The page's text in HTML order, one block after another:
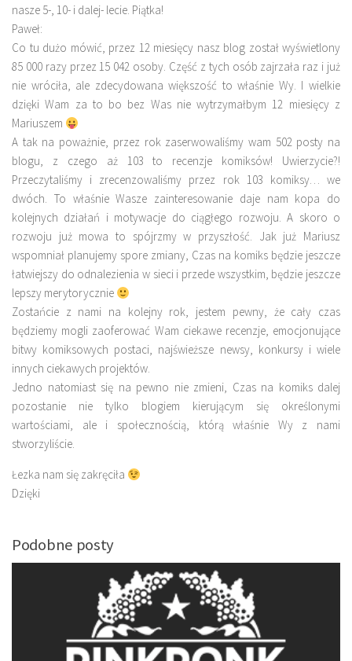
nasze 5-, 10- i dalej- lecie. Piątka!
Paweł:
Co tu dużo mówić, przez 12 miesięcy nasz blog został wyświetlony
85 000 razy przez 15 042 osoby. Część z tych osób zajrzała raz i już
nie wróciła, ale zdecydowana większość to właśnie Wy. I wielkie
dzięki Wam za to bo bez Was nie wytrzymałbym 12 miesięcy z
Mariuszem
A tak na poważnie, przez rok zaserwowaliśmy wam 502 posty na
blogu, z czego aż 103 to recenzje komiksów! Uwierzycie?!
Przeczytaliśmy i zrecenzowaliśmy przez rok 103 komiksy… we
dwóch. To właśnie Wasze zainteresowanie daje nam kopa do
kolejnych działań i motywacje do ciągłego rozwoju. A skoro o
rozwoju już mowa to spójrzmy w przyszłość. Jak już Mariusz
wspomniał planujemy spore zmiany, Czas na komiks będzie jeszcze
łatwiejszy do odnalezienia w sieci i przede wszystkim, będzie jeszcze
lepszy merytorycznie
Zostańcie z nami na kolejny rok, jestem pewny, że cały czas
będziemy mogli zaoferować Wam ciekawe recenzje, emocjonujące
bitwy komiksowych postaci, najświeższe newsy, konkursy i wiele
innych ciekawych projektów.
Jedno natomiast się na pewno nie zmieni, Czas na komiks dalej
pozostanie nie tylko blogiem kierującym się określonymi
wartościami, ale i społecznością, którą właśnie Wy z nami
stworzyliście.
Łezka nam się zakręciła
Dzięki
Podobne posty